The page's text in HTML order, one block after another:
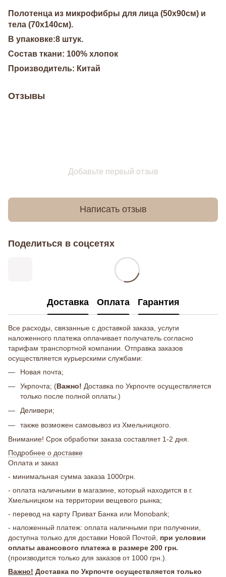
Полотенца из микрофибры для лица (50х90см) и
тела (70х140см).
В упаковке:8 штук.
Состав ткани: 100% хлопок
Производитель: Китай
Отзывы
Добавьте первый отзыв
Написать отзыв
Поделиться в соцсетях
Доставка Оплата Гарантия
Все расходы, связанные с доставкой заказа, услуги
наложенного платежа оплачивает получатель согласно
тарифам транспортной компании. Отправка заказов
осуществляется курьерскими службами:
Новая почта;
Укрпочта; (Важно! Доставка по Укрпочте осуществляется
только после полной оплаты.)
Деливери;
также возможен самовывоз из Хмельницкого.
Внимание! Срок обработки заказа составляет 1-2 дня.
Подробнее о доставке
Оплата и заказ
- минимальная сумма заказа 1000грн.
- оплата наличными в магазине, который находится в г.
Хмельницком на территории вещевого рынка;
- перевод на карту Приват Банка или Monobank;
- наложенный платеж: оплата наличными при получении,
доступна только для доставки Новой Почтой, при условии
оплаты авансового платежа в размере 200 грн.
(производится только для заказов от 1000 грн.).
Важно! Доставка по Укрпочте осуществляется только